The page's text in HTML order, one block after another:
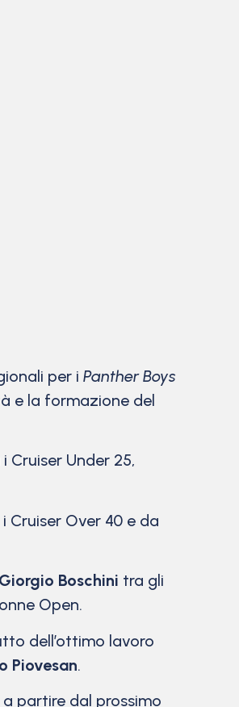
per i Panther Boys
e la formazione del
Cruiser Under 25,
Cruiser Over 40 e da
Giorgio Boschini tra gli
Open.
dell’ottimo lavoro
Piovesan.
partire dal prossimo